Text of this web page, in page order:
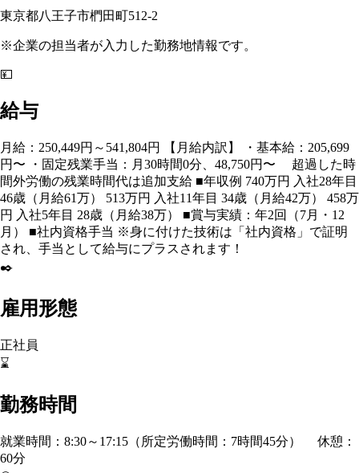
東京都八王子市椚田町512-2
※企業の担当者が入力した勤務地情報です。
💴
給与
月給：250,449円～541,804円 【月給内訳】 ・基本給：205,699
円〜 ・固定残業手当：月30時間0分、48,750円〜 超過した時
間外労働の残業時間代は追加支給 ■年収例 740万円 入社28年目
46歳（月給61万） 513万円 入社11年目 34歳（月給42万） 458万
円 入社5年目 28歳（月給38万） ■賞与実績：年2回（7月・12
月） ■社内資格手当 ※身に付けた技術は「社内資格」で証明
され、手当として給与にプラスされます！
✒️
雇用形態
正社員
⌛
勤務時間
就業時間：8:30～17:15（所定労働時間：7時間45分） 休憩：
60分